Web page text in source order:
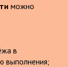
можно
в
выполнения;